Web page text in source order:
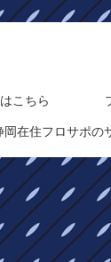
こちら
在住フロサポの